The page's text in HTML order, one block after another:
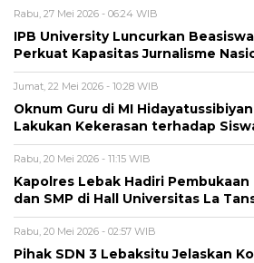
Rabu, 27 Mei 2026 - 06:24 WIB
IPB University Luncurkan
Perkuat Kapasitas Jurnalisme
Jumat, 22 Mei 2026 - 10:28 WIB
Oknum Guru di MI
Lakukan Kekerasan terhadap
Rabu, 20 Mei 2026 - 11:15 WIB
Kapolres Lebak Hadiri Pembukaan
dan SMP di Hall Universitas La
Rabu, 20 Mei 2026 - 02:57 WIB
Pihak SDN 3 Lebaksitu Jelaskan